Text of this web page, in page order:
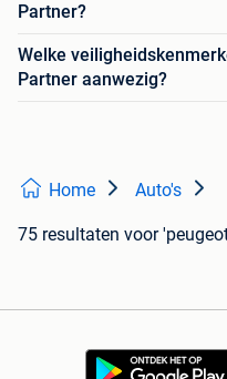
Partner?
Welke
Partner aanwezig?
Home Auto's
75 resultaten voor